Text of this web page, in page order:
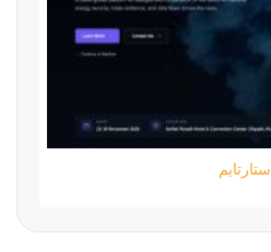
ستارتايم